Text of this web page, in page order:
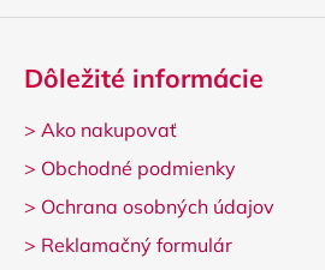
Dôležité informácie
> Ako nakupovať
> Obchodné podmienky
> Ochrana osobných údajov
> Reklamačný formulár